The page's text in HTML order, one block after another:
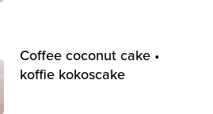
Coffee coconut cake •
koffie kokoscake